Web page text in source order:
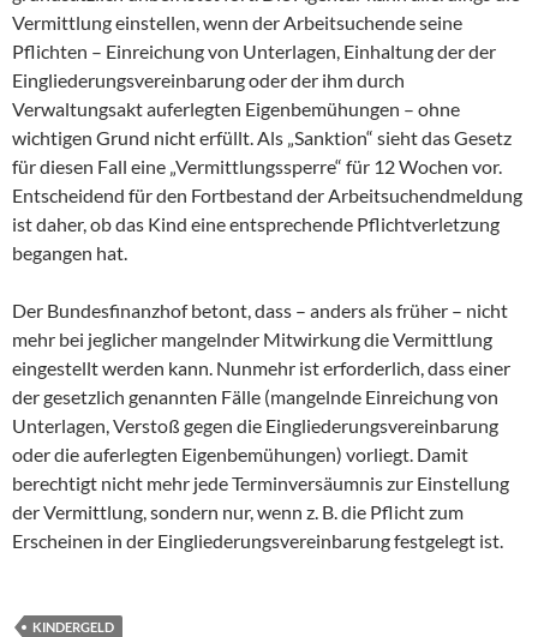
Vermittlung einstellen, wenn der Arbeitsuchende seine
Pflichten – Einreichung von Unterlagen, Einhaltung der der
Eingliederungsvereinbarung oder der ihm durch
Verwaltungsakt auferlegten Eigenbemühungen – ohne
wichtigen Grund nicht erfüllt. Als „Sanktion“ sieht das Gesetz
für diesen Fall eine „Vermittlungssperre“ für 12 Wochen vor.
Entscheidend für den Fortbestand der Arbeitsuchendmeldung
ist daher, ob das Kind eine entsprechende Pflichtverletzung
begangen hat.
Der Bundesfinanzhof betont, dass – anders als früher – nicht
mehr bei jeglicher mangelnder Mitwirkung die Vermittlung
eingestellt werden kann. Nunmehr ist erforderlich, dass einer
der gesetzlich genannten Fälle (mangelnde Einreichung von
Unterlagen, Verstoß gegen die Eingliederungsvereinbarung
oder die auferlegten Eigenbemühungen) vorliegt. Damit
berechtigt nicht mehr jede Terminversäumnis zur Einstellung
der Vermittlung, sondern nur, wenn z. B. die Pflicht zum
Erscheinen in der Eingliederungsvereinbarung festgelegt ist.
KINDERGELD